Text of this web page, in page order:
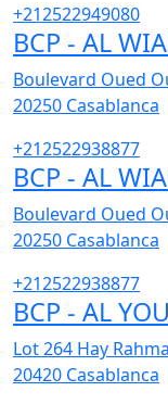
+212522949080
BCP - AL
Boulevard Oued
20250 Casablanca
+212522938877
BCP - AL
Boulevard Oued
20250 Casablanca
+212522938877
BCP - AL
Lot 264 Hay
20420 Casablanca